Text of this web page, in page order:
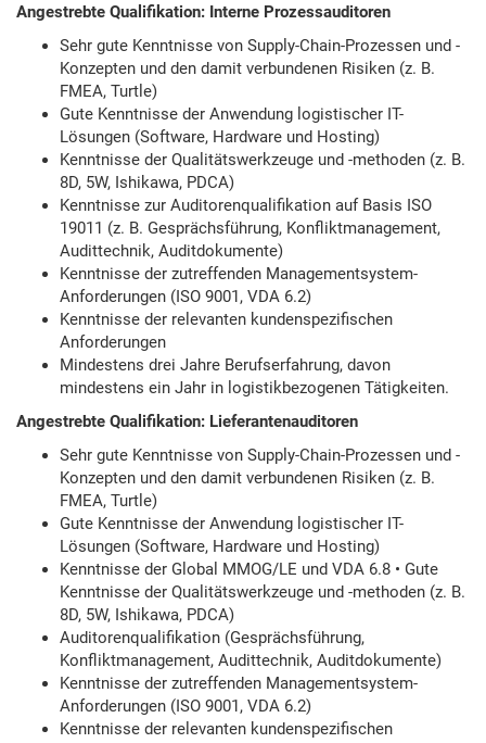
Angestrebte Qualifikation: Interne Prozessauditoren
Sehr gute Kenntnisse von Supply-Chain-Prozessen und -
Konzepten und den damit verbundenen Risiken (z. B.
FMEA, Turtle)
Gute Kenntnisse der Anwendung logistischer IT-
Lösungen (Software, Hardware und Hosting)
Kenntnisse der Qualitätswerkzeuge und -methoden (z. B.
8D, 5W, Ishikawa, PDCA)
Kenntnisse zur Auditorenqualifikation auf Basis ISO
19011 (z. B. Gesprächsführung, Konfliktmanagement,
Audittechnik, Auditdokumente)
Kenntnisse der zutreffenden Managementsystem-
Anforderungen (ISO 9001, VDA 6.2)
Kenntnisse der relevanten kundenspezifischen
Anforderungen
Mindestens drei Jahre Berufserfahrung, davon
mindestens ein Jahr in logistikbezogenen Tätigkeiten.
Angestrebte Qualifikation: Lieferantenauditoren
Sehr gute Kenntnisse von Supply-Chain-Prozessen und -
Konzepten und den damit verbundenen Risiken (z. B.
FMEA, Turtle)
Gute Kenntnisse der Anwendung logistischer IT-
Lösungen (Software, Hardware und Hosting)
Kenntnisse der Global MMOG/LE und VDA 6.8 • Gute
Kenntnisse der Qualitätswerkzeuge und -methoden (z. B.
8D, 5W, Ishikawa, PDCA)
Auditorenqualifikation (Gesprächsführung,
Konfliktmanagement, Audittechnik, Auditdokumente)
Kenntnisse der zutreffenden Managementsystem-
Anforderungen (ISO 9001, VDA 6.2)
Kenntnisse der relevanten kundenspezifischen